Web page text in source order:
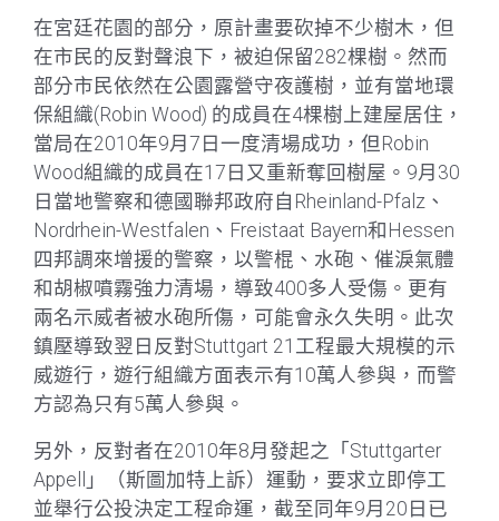
在宮廷花園的部分，原計畫要砍掉不少樹木，但
在市民的反對聲浪下，被迫保留282棵樹。然而
部分市民依然在公園露營守夜護樹，並有當地環
保組織(Robin Wood) 的成員在4棵樹上建屋居住，
當局在2010年9月7日一度清場成功，但Robin
Wood組織的成員在17日又重新奪回樹屋。9月30
日當地警察和德國聯邦政府自Rheinland-Pfalz、
Nordrhein-Westfalen、Freistaat Bayern和Hessen
四邦調來增援的警察，以警棍、水砲、催淚氣體
和胡椒噴霧強力清場，導致400多人受傷。更有
兩名示威者被水砲所傷，可能會永久失明。此次
鎮壓導致翌日反對Stuttgart 21工程最大規模的示
威遊行，遊行組織方面表示有10萬人參與，而警
方認為只有5萬人參與。
另外，反對者在2010年8月發起之「Stuttgarter
Appell」（斯圖加特上訴）運動，要求立即停工
並舉行公投決定工程命運，截至同年9月20日已